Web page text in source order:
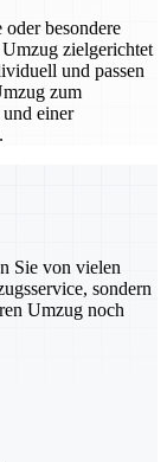
besondere
zielgerichtet
und passen
zum
einer
Sie von vielen
sondern
Umzug noch